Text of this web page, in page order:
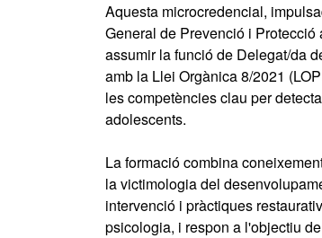
Aquesta microcredencial,
General de Prevenció i
assumir la funció de Delegat/da
amb la Llei Orgànica 8/2021
les competències clau per
adolescents.
La formació combina
la victimologia del
intervenció i pràctiques
psicologia, i respon a l'objectiu